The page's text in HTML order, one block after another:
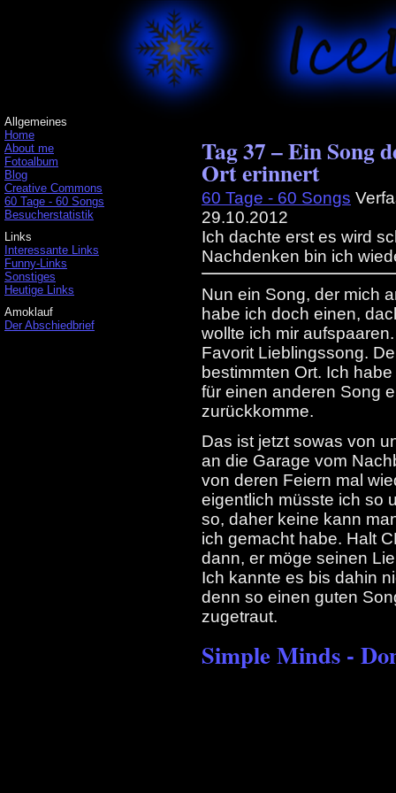
Allgemeines
Home
About me
Fotoalbum
Blog
Creative Commons
60 Tage - 60 Songs
Besucherstatistik
Links
Interessante Links
Funny-Links
Sonstiges
Heutige Links
Amoklauf
Der Abschiedbrief
Tag 37 – Ein Song
Ort erinnert
60 Tage - 60 Songs
29.10.2012
Ich dachte erst es wird
Nachdenken bin ich
Nun ein Song, der mich
habe ich doch einen,
wollte ich mir
Favorit Lieblingssong.
bestimmten Ort. Ich
für einen anderen Song
zurückkomme.
Das ist jetzt sowas von
an die Garage vom
von deren Feiern mal
eigentlich müsste ich so
so, daher keine kann
ich gemacht habe. Halt
dann, er möge seinen
Ich kannte es bis dahin
denn so einen guten
zugetraut.
Simple Minds -